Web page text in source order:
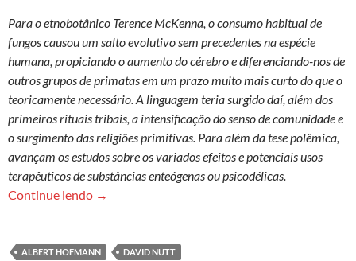
Para oetnobotânico Terence McKenna, o consumo habitual de
fungos causou um salto evolutivo sem precedentes na espécie
humana, propiciando o aumento do cérebro e diferenciando-nos de
outros grupos de primatas em um prazo muito mais curto do que o
teoricamente necessário. A linguagem teria surgido daí, além dos
primeiros rituais tribais, a intensificação do senso de comunidade e
o surgimento das religiões primitivas. Para além da tese polêmica,
avançam os estudos sobre os variados efeitos e potenciais usos
terapêuticos de substâncias enteógenas ou psicodélicas.
Continue lendo Foram os cogumelos motores da evolução
→
ALBERT HOFMANN
DAVID NUTT